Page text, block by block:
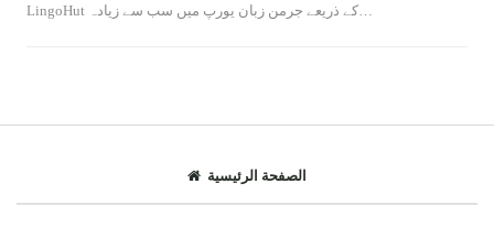
LingoHut کے ذریعے جرمن زبان یورپ میں سب سے زیادہ
الصفحة الرئيسية